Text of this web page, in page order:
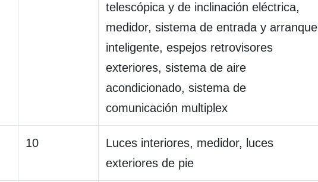
telescópica y de inclinación eléctrica,
medidor, sistema de entrada y arranque
inteligente, espejos retrovisores
exteriores, sistema de aire
acondicionado, sistema de
comunicación multiplex
10
Luces interiores, medidor, luces
exteriores de pie